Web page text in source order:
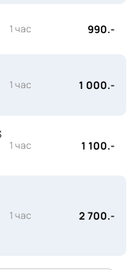
1 час 990.-
1 час 1 000.-
1 час 1 100.-
1 час 2 700.-